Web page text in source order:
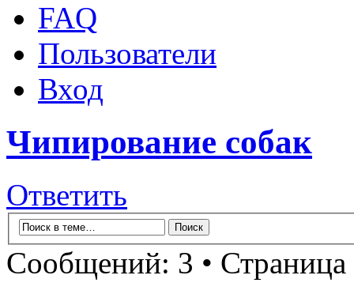
FAQ
Пользователи
Вход
Чипирование собак
Ответить
Сообщений: 3 • Страница